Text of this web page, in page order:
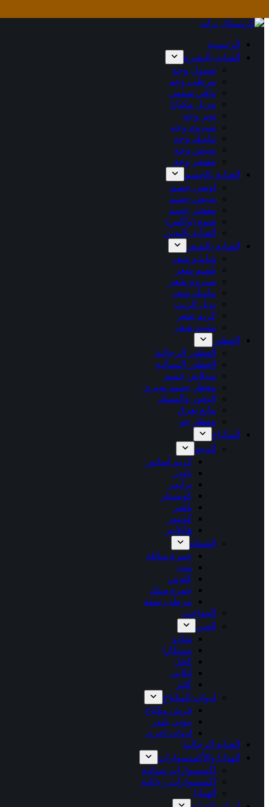
إلى
الرئيسية
العناية بالبشرة
غسول وجة
مرطب وجه
واقي شمس
مزيل مكياج
تونر وجه
سيروم وجه
ماسك وجه
مبيض وجه
مقشر وجه
العناية بالجسم
لوشن جسم
مبيض جسم
مقشر جسم
شمع (واكس)
العناية باليدين
العناية بالشعر
شامبو شعر
بلسم شعر
سيروم شعر
ماسك شعر
بديل الزيت
كريم شعر
مثبت شعر
العطور
العطور الرجالية
العطور النسائية
سبلاش جسم
معطر جسم سبري
البخور والمسك
مانع تعرق
معطر جو
المكياج
الوجه
كريم اساس
باودر
برايمر
كونسيلر
بلشر
كونتور
هايلايتر
الشفاه
حمرة سائلة
تنت
كلوس
حمرة ستك
مرطب شفة
الحواجب
العين
شادو
مسكارا
كحل
ايلاينر
كلتر
ادوات المكياج
فرش مكياج
بيوتي بلندر
ادوات اخرى
العناية الرجالية
الهدايا والأكسسوارات
اكسسوارات نسائية
اكسسوارات رجالية
الهدايا